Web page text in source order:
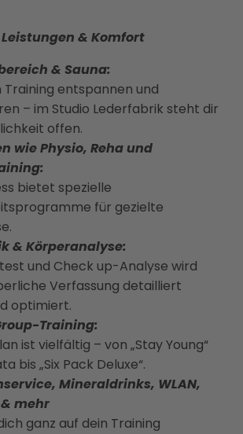
& Komfort
& Sauna:
Training entspannen und
– im Studio Lederfabrik steht dir
offen.
wie Physio, Reha und
bietet spezielle
für gezielte
& Körperanalyse:
und Check up-Analyse wird
Verfassung detailliert
optimiert.
Training:
ist vielfältig – von „Stay Young“
bis „Six Pack Deluxe“.
Mineraldrinks, WLAN,
mehr
ganz auf dein Training